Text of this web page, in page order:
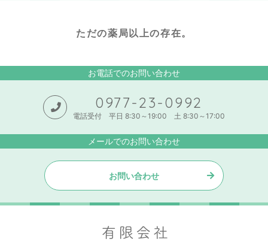
ただの薬局以上の存在。
お電話でのお問い合わせ
0977-23-0992
電話受付 平日 8:30～19:00 土 8:30～17:00
メールでのお問い合わせ
お問い合わせ